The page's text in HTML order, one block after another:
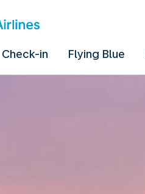
Check-in Flying Blue